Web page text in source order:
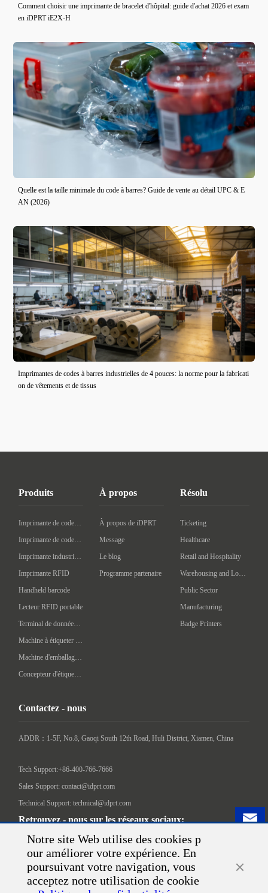
Comment choisir une imprimante de bracelet d'hôpital: guide d'achat 2026 et exam
en iDPRT iE2X-H
Quelle est la taille minimale du code à barres? Guide de vente au détail UPC & E
AN (2026)
Imprimantes de codes à barres industrielles de 4 pouces: la norme pour la fabricati
on de vêtements et de tissus
Notre site Web utilise des cookies p
our améliorer votre expérience. En
poursuivant votre navigation, vous
acceptez notre utilisation de cookie
Produits
Imprimante de codes à barres de bureau
Imprimante de codes à barres mobile
Imprimante industrielle de codes à barres
Imprimante RFID
Handheld barcode
Lecteur RFID portable
Terminal de données portatif
Machine à étiqueter automatique
Machine d'emballage intelligente
Concepteur d'étiquettes
À propos
À propos de iDPRT
Message
Le blog
Programme partenaire
Résolu
Ticketing
Healthcare
Retail and Hospitality
Warehousing and Logistics
Public Sector
Manufacturing
Badge Printers
Contactez - nous
ADDR：1-5F, No.8, Gaoqi South 12th Road, Huli District, Xiamen, China
Tech Support:+86-400-766-7666
Sales Support: contact@idprt.com
Technical Support: technical@idprt.com
Retrouvez - nous sur les réseaux sociaux: